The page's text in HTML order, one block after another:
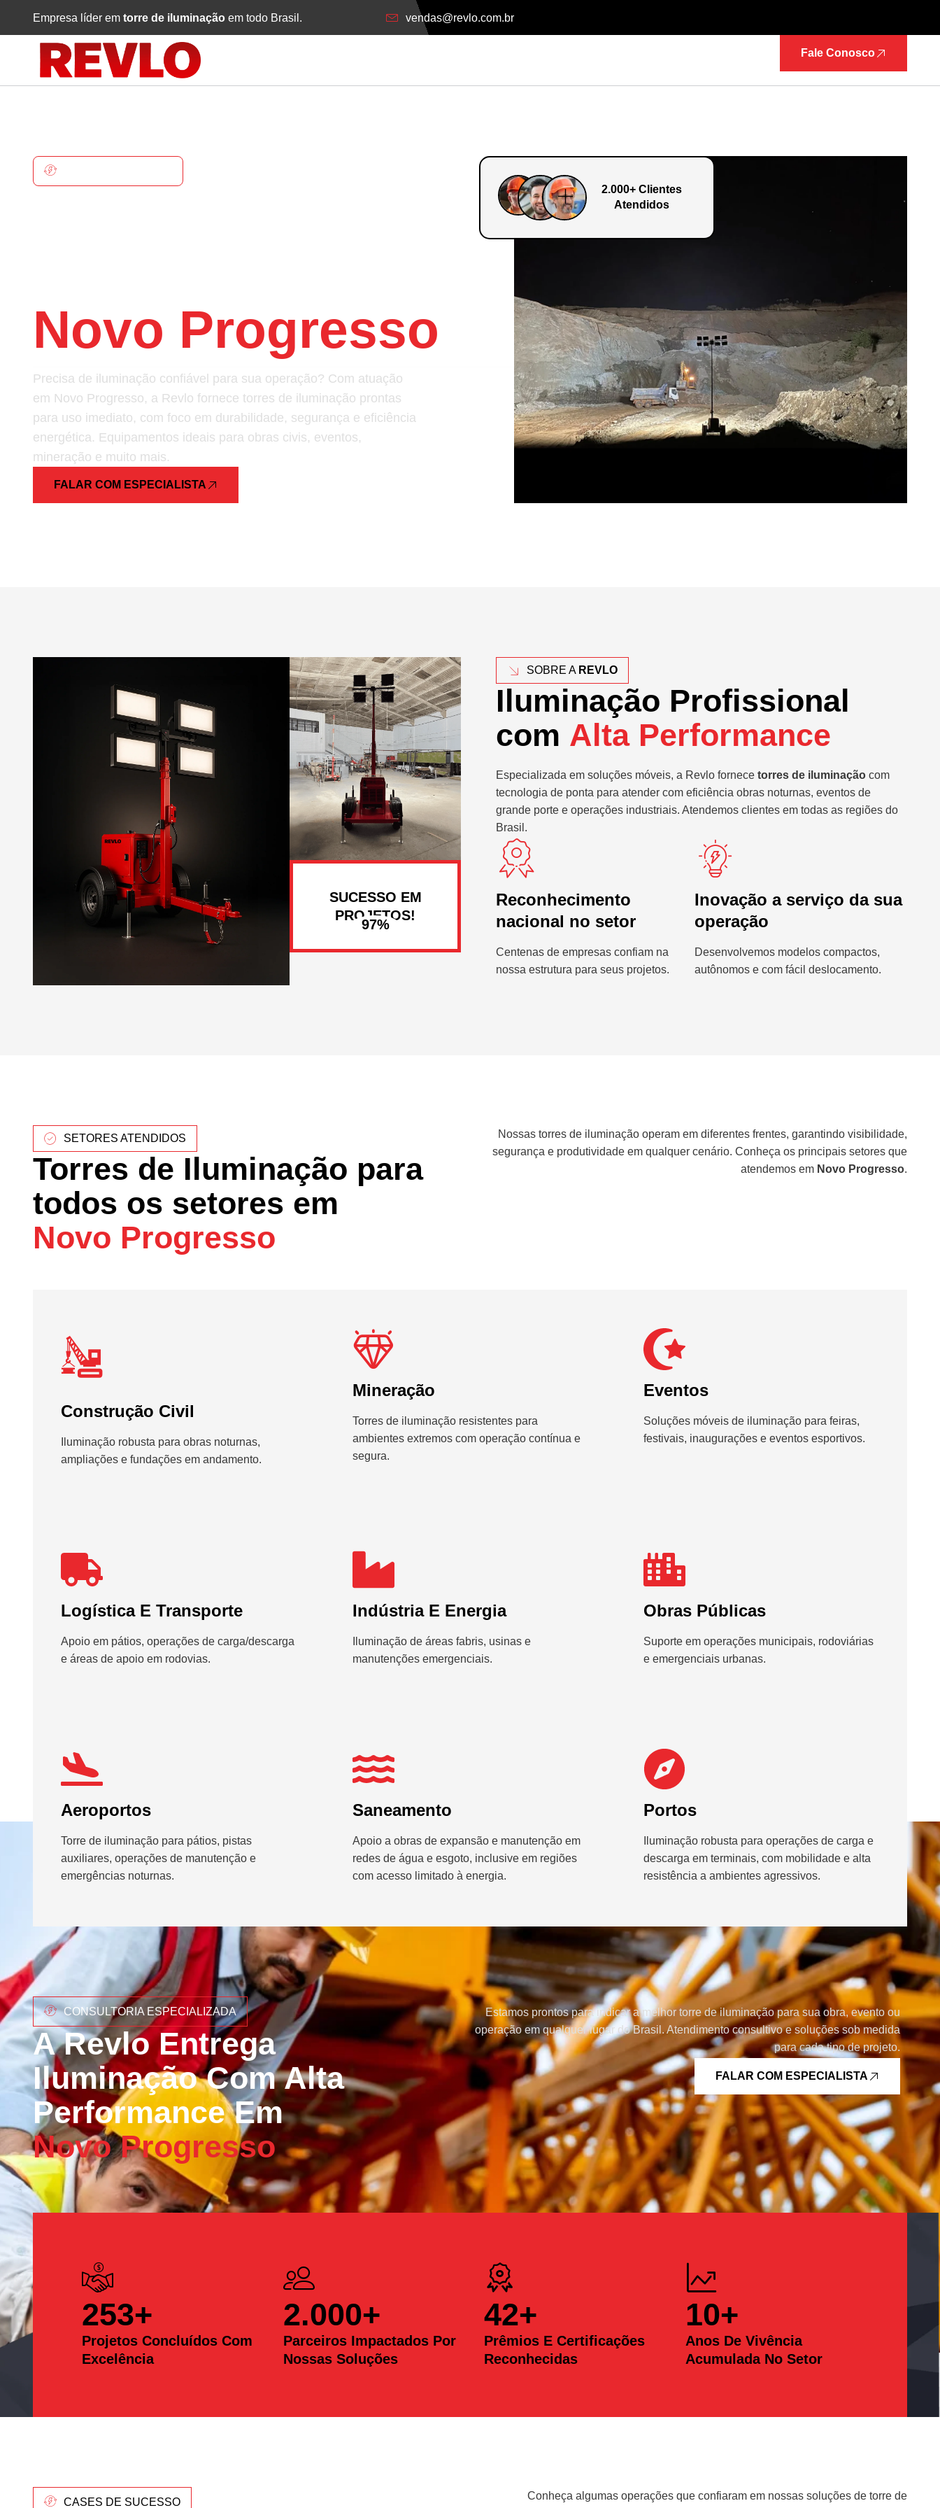
Empresa líder em torre de iluminação em todo Brasil. vendas@revlo.com.br
Fale Conosco
Novo Progresso
Precisa de iluminação confiável para sua operação? Com atuação
em Novo Progresso, a Revlo fornece torres de iluminação prontas
para uso imediato, com foco em durabilidade, segurança e eficiência
energética. Equipamentos ideais para obras civis, eventos,
mineração e muito mais.
FALAR COM ESPECIALISTA
2.000+ Clientes
Atendidos
SUCESSO EM
PROJETOS!
SOBRE A REVLO
Iluminação Profissional
com Alta Performance
Especializada em soluções móveis, a Revlo fornece torres de iluminação com
tecnologia de ponta para atender com eficiência obras noturnas, eventos de
grande porte e operações industriais. Atendemos clientes em todas as regiões do
Brasil.
Reconhecimento
nacional no setor
Centenas de empresas confiam na
nossa estrutura para seus projetos.
Inovação a serviço da sua
operação
Desenvolvemos modelos compactos,
autônomos e com fácil deslocamento.
SETORES ATENDIDOS
Torres de Iluminação para
todos os setores em
Novo Progresso
Nossas torres de iluminação operam em diferentes frentes, garantindo visibilidade,
segurança e produtividade em qualquer cenário. Conheça os principais setores que
atendemos em Novo Progresso.
Construção Civil
Iluminação robusta para obras noturnas,
ampliações e fundações em andamento.
Mineração
Torres de iluminação resistentes para
ambientes extremos com operação contínua e
segura.
Eventos
Soluções móveis de iluminação para feiras,
festivais, inaugurações e eventos esportivos.
Logística E Transporte
Apoio em pátios, operações de carga/descarga
e áreas de apoio em rodovias.
Indústria E Energia
Iluminação de áreas fabris, usinas e
manutenções emergenciais.
Obras Públicas
Suporte em operações municipais, rodoviárias
e emergenciais urbanas.
Aeroportos
Torre de iluminação para pátios, pistas
auxiliares, operações de manutenção e
emergências noturnas.
Saneamento
Apoio a obras de expansão e manutenção em
redes de água e esgoto, inclusive em regiões
com acesso limitado à energia.
Portos
Iluminação robusta para operações de carga e
descarga em terminais, com mobilidade e alta
resistência a ambientes agressivos.
CONSULTORIA ESPECIALIZADA
A Revlo Entrega
Iluminação Com Alta
Performance Em
Novo Progresso
Estamos prontos para indicar a melhor torre de iluminação para sua obra, evento ou
operação em qualquer lugar do Brasil. Atendimento consultivo e soluções sob medida
para cada tipo de projeto.
FALAR COM ESPECIALISTA
Projetos Concluídos Com
Excelência
253+
Parceiros Impactados Por
Nossas Soluções
2.000+
Prêmios E Certificações
Reconhecidas
42+
Anos De Vivência
Acumulada No Setor
10+
CASES DE SUCESSO
Conheça algumas operações que confiaram em nossas soluções de torre de